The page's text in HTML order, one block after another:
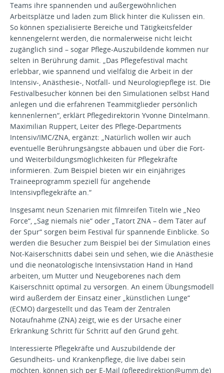
Teams ihre spannenden und außergewöhnlichen
Arbeitsplätze und laden zum Blick hinter die Kulissen ein.
So können spezialisierte Bereiche und Tätigkeitsfelder
kennengelernt werden, die normalerweise nicht leicht
zugänglich sind – sogar Pflege-Auszubildende kommen nur
selten in Berührung damit. „Das Pflegefestival macht
erlebbar, wie spannend und vielfältig die Arbeit in der
Intensiv-, Anästhesie-, Notfall- und Neurologiepflege ist. Die
Festivalbesucher können bei den Simulationen selbst Hand
anlegen und die erfahrenen Teammitglieder persönlich
kennenlernen“, erklärt Pflegedirektorin Yvonne Dintelmann.
Maximilian Ruppert, Leiter des Pflege-Departments
Intensiv/IMC/ZNA, ergänzt: „Natürlich wollen wir auch
eventuelle Berührungsängste abbauen und über die Fort-
und Weiterbildungsmöglichkeiten für Pflegekräfte
informieren. Zum Beispiel bieten wir ein einjähriges
Traineeprogramm speziell für angehende
Intensivpflegekräfte an.“
Insgesamt neun Szenarien mit filmreifen Titeln wie „Neo
Force“, „Sag niemals nie“ oder „Tatort ZNA – dem Täter auf
der Spur“ sorgen beim Festival für spannende Einblicke. So
werden die Besucher zum Beispiel bei der Simulation eines
Not-Kaiserschnitts dabei sein und sehen, wie die Anästhesie
und die neonatologische Intensivstation Hand in Hand
arbeiten, um Mutter und Neugeborenes nach dem
Kaiserschnitt optimal zu versorgen. An einem Übungsmodell
wird außerdem der Einsatz einer „künstlichen Lunge“
(ECMO) dargestellt und das Team der Zentralen
Notaufnahme (ZNA) zeigt, wie es der Ursache einer
Erkrankung Schritt für Schritt auf den Grund geht.
Interessierte Pflegekräfte und Auszubildende der
Gesundheits- und Krankenpflege, die live dabei sein
möchten, können sich per E-Mail (pflegedirektion@umm.de)